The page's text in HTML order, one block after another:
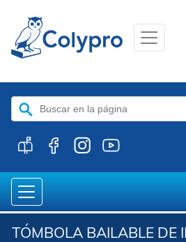
Buscar:
TÓMBOLA BAILABLE DE